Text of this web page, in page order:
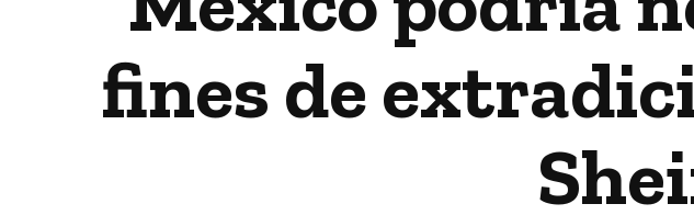
fines de